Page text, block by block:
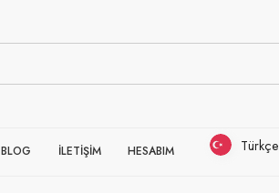
BLOG İLETİŞİM HESABIM Türkçe